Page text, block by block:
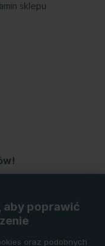
sklepu
aby poprawić
oraz podobnych